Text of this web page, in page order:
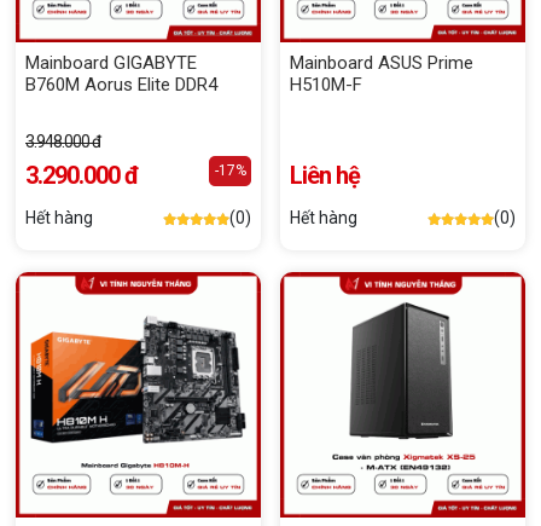
Mainboard GIGABYTE
B760M Aorus Elite DDR4
3.948.000 đ
3.290.000 đ -17%
Hết hàng (0)
Mainboard ASUS Prime
H510M-F
Liên hệ
Hết hàng (0)